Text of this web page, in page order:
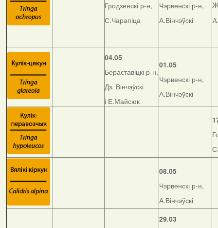
Гродзенскі р-н,
С.Чарапіца
Чэрвенскі р-н,
А.Вінчэўскі
04.05
Бераставіцкі р-н,
Дз. Вінчэўскі
і Е.Майсюк
01.05
Чэрвенскі р-н,
А.Вінчэўскі
08.05
Чэрвенскі р-н,
А.Вінчэўскі
29.03